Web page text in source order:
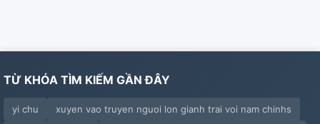
TỪ KHÓA TÌM KIẾM GẦN ĐÂY
yi chu
xuyen vao truyen nguoi lon gianh trai voi nam chinhs